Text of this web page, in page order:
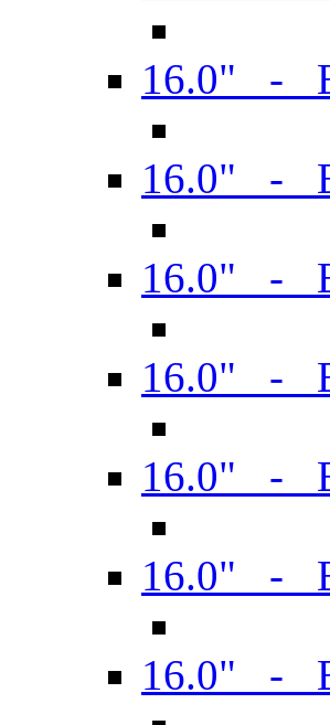
16.0" -
16.0" -
16.0" -
16.0" -
16.0" -
16.0" -
16.0" -